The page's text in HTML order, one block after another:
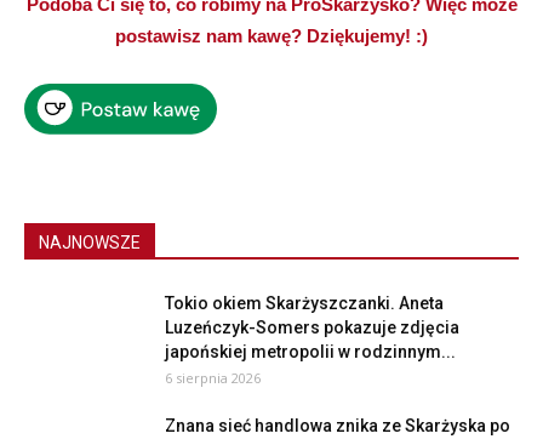
Podoba Ci się to, co robimy na ProSkarżysko? Więc może
postawisz nam kawę? Dziękujemy! :)
NAJNOWSZE
Tokio okiem Skarżyszczanki. Aneta
Luzeńczyk-Somers pokazuje zdjęcia
japońskiej metropolii w rodzinnym...
6 sierpnia 2026
Znana sieć handlowa znika ze Skarżyska po